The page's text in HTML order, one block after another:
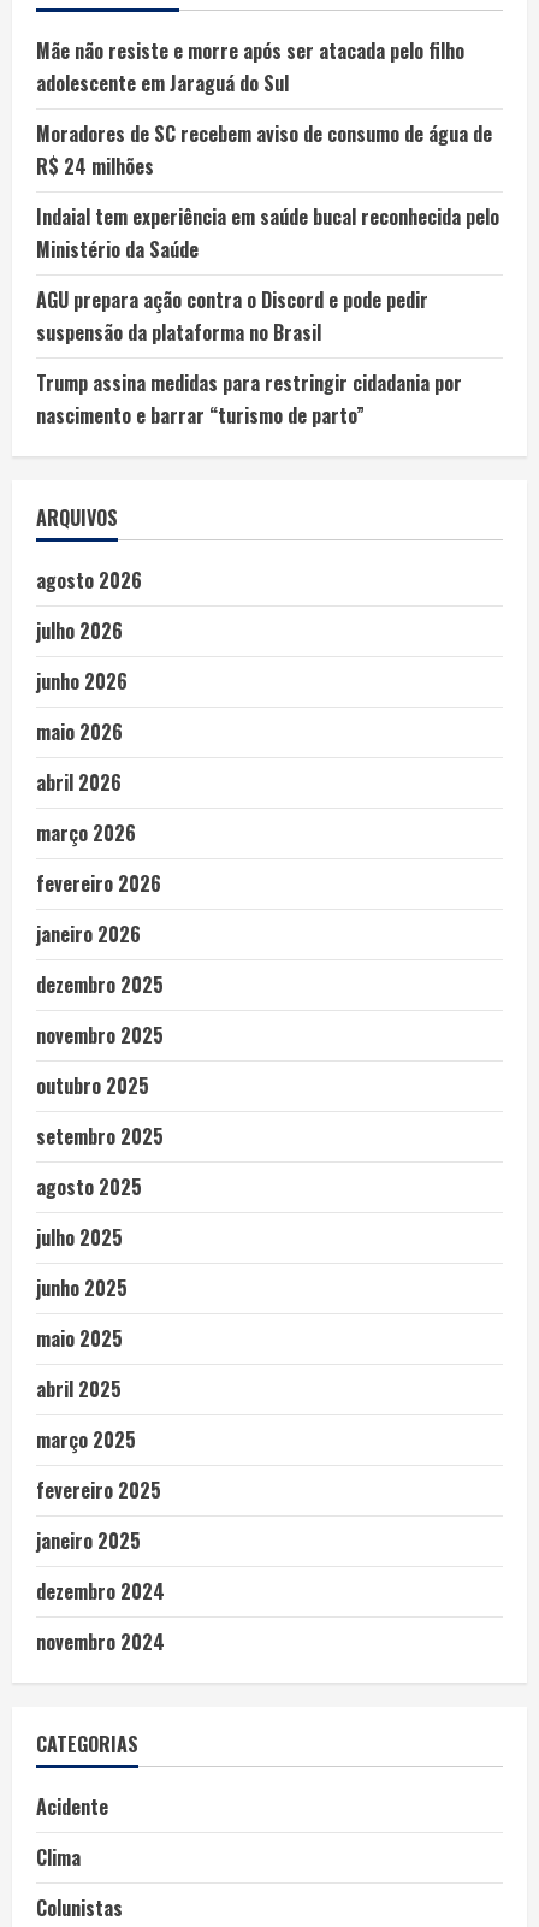
Mãe não resiste e morre após ser atacada pelo filho
adolescente em Jaraguá do Sul
Moradores de SC recebem aviso de consumo de água de
R$ 24 milhões
Indaial tem experiência em saúde bucal reconhecida pelo
Ministério da Saúde
AGU prepara ação contra o Discord e pode pedir
suspensão da plataforma no Brasil
Trump assina medidas para restringir cidadania por
nascimento e barrar “turismo de parto”
ARQUIVOS
agosto 2026
julho 2026
junho 2026
maio 2026
abril 2026
março 2026
fevereiro 2026
janeiro 2026
dezembro 2025
novembro 2025
outubro 2025
setembro 2025
agosto 2025
julho 2025
junho 2025
maio 2025
abril 2025
março 2025
fevereiro 2025
janeiro 2025
dezembro 2024
novembro 2024
CATEGORIAS
Acidente
Clima
Colunistas